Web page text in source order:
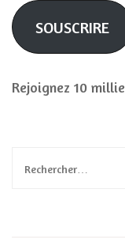
SOUSCRIRE
Rejoignez 10
Rechercher :